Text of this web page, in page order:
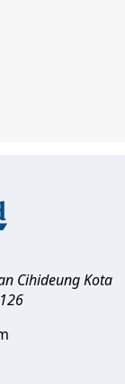
CihideungKota